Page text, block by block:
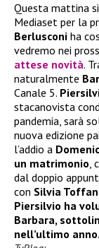
Questa mattina
Mediaset per la
Berlusconi ha
vedremo nei
attese novità.
naturalmente
Canale 5.
stacanovista
pandemia, sarà
nuova edizione
l’addio a
un matrimonio,
dal doppio
con Silvia
Piersilvio ha
Barbara,
nell’ultimo anno